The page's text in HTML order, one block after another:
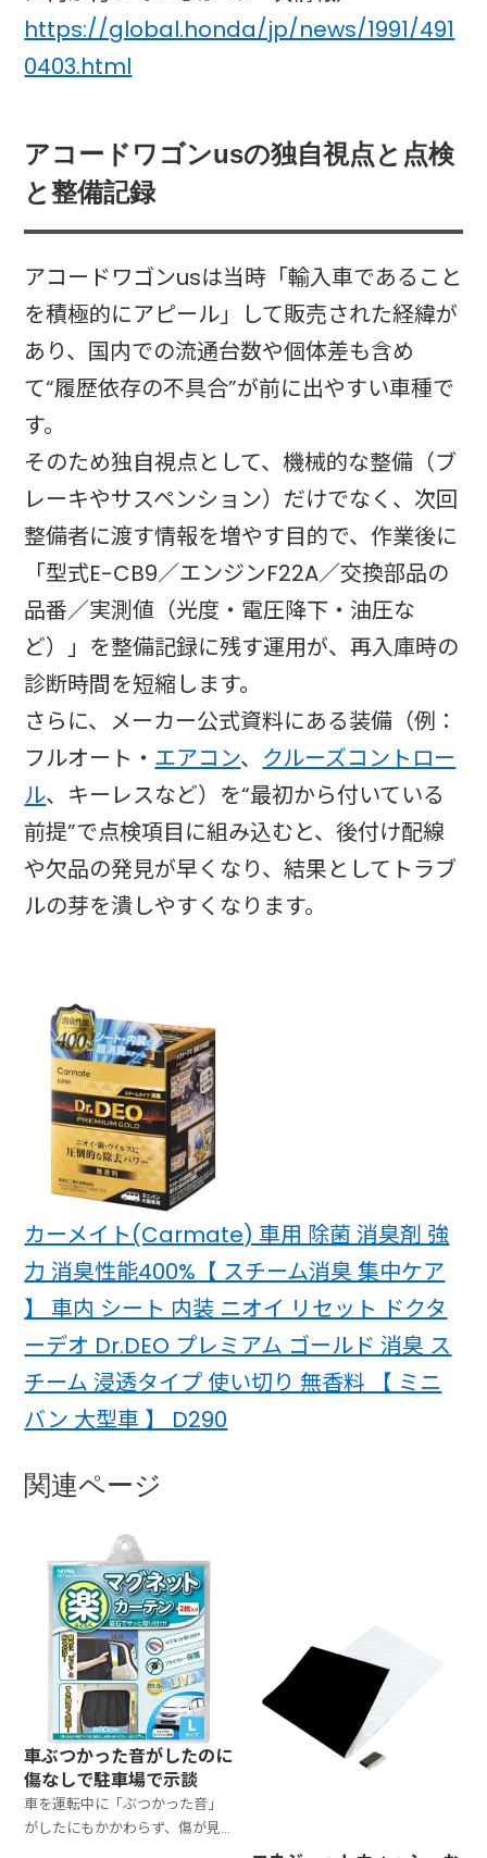
https://global.honda/jp/news/1991/491
0403.html
アコードワゴンusの独自視点と点検
と整備記録
アコードワゴンusは当時「輸入車であること
を積極的にアピール」して販売された経緯が
あり、国内での流通台数や個体差も含め
て“履歴依存の不具合”が前に出やすい車種で
す。
そのため独自視点として、機械的な整備（ブ
レーキやサスペンション）だけでなく、次回
整備者に渡す情報を増やす目的で、作業後に
「型式E-CB9／エンジンF22A／交換部品の
品番／実測値（光度・電圧降下・油圧な
ど）」を整備記録に残す運用が、再入庫時の
診断時間を短縮します。
さらに、メーカー公式資料にある装備（例：
フルオート・ エアコン、 クルーズコントロー
ル、キーレスなど）を“最初から付いている
前提”で点検項目に組み込むと、後付け配線
や欠品の発見が早くなり、結果としてトラブ
ルの芽を潰しやすくなります。
カーメイト(Carmate) 車用 除菌 消臭剤 強
力 消臭性能400%【 スチーム消臭 集中ケア
】 車内 シート 内装 ニオイ リセット ドクタ
ーデオ Dr.DEO プレミアム ゴールド 消臭 ス
チーム 浸透タイプ 使い切り 無香料 【 ミニ
バン 大型車 】 D290
関連ページ
車ぶつかった音がしたのに
傷なしで駐車場で示談
車を運転中に「ぶつかった音」
がしたにもかかわらず、傷が見当